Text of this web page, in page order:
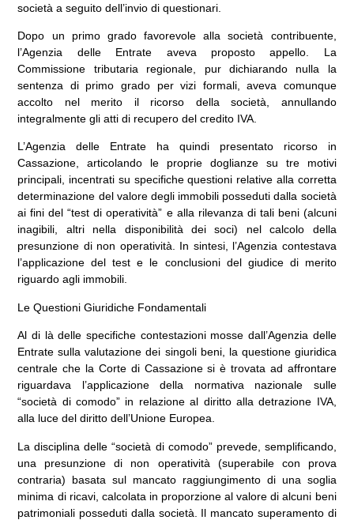
società a seguito dell’invio di questionari.
Dopo un primo grado favorevole alla società contribuente,
l’Agenzia delle Entrate aveva proposto appello. La
Commissione tributaria regionale, pur dichiarando nulla la
sentenza di primo grado per vizi formali, aveva comunque
accolto nel merito il ricorso della società, annullando
integralmente gli atti di recupero del credito IVA.
L’Agenzia delle Entrate ha quindi presentato ricorso in
Cassazione, articolando le proprie doglianze su tre motivi
principali, incentrati su specifiche questioni relative alla corretta
determinazione del valore degli immobili posseduti dalla società
ai fini del “test di operatività” e alla rilevanza di tali beni (alcuni
inagibili, altri nella disponibilità dei soci) nel calcolo della
presunzione di non operatività. In sintesi, l’Agenzia contestava
l’applicazione del test e le conclusioni del giudice di merito
riguardo agli immobili.
Le Questioni Giuridiche Fondamentali
Al di là delle specifiche contestazioni mosse dall’Agenzia delle
Entrate sulla valutazione dei singoli beni, la questione giuridica
centrale che la Corte di Cassazione si è trovata ad affrontare
riguardava l’applicazione della normativa nazionale sulle
“società di comodo” in relazione al diritto alla detrazione IVA,
alla luce del diritto dell’Unione Europea.
La disciplina delle “società di comodo” prevede, semplificando,
una presunzione di non operatività (superabile con prova
contraria) basata sul mancato raggiungimento di una soglia
minima di ricavi, calcolata in proporzione al valore di alcuni beni
patrimoniali posseduti dalla società. Il mancato superamento di